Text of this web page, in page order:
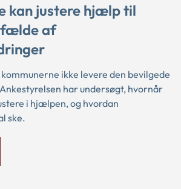
kan justere hjælp til
af
ikke levere den bevilgede
har undersøgt, hvornår
i hjælpen, og hvordan
ske.